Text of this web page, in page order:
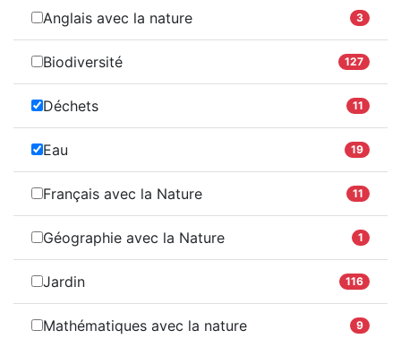
Anglais avec la nature 3
Biodiversité 127
Déchets 11
Eau 19
Français avec la Nature 11
Géographie avec la Nature 1
Jardin 116
Mathématiques avec la nature 9